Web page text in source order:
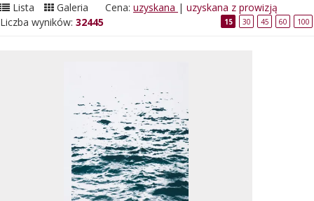
Lista Galeria Cena: uzyskana | uzyskana z prowizją
Liczba wyników: 32445 15 30 45 60 100